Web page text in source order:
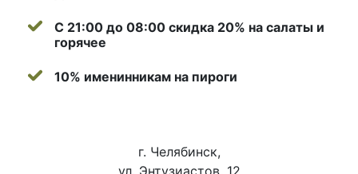
С 21:00 до 08:00 скидка 20% на салаты и
горячее
10% именинникам на пироги
г. Челябинск,